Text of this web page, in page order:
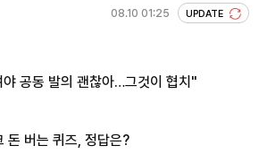
08.10 01:25 UPDATE
공동 발의 괜찮아…그것이 협치"
돈 버는 퀴즈, 정답은?